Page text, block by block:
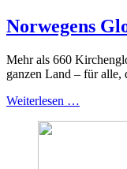
Norwegens
Mehr als 660
ganzen Land – für alle,
Weiterlesen …